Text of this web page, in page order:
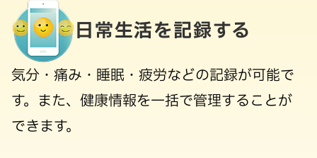
日常生活を記録する
気分・痛み・睡眠・疲労などの記録が可能で
す。また、健康情報を一括で管理することが
できます。